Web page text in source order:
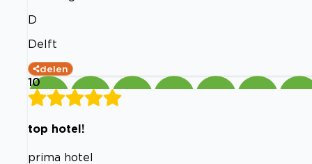
D
Delft
delen
10
top hotel!
prima hotel